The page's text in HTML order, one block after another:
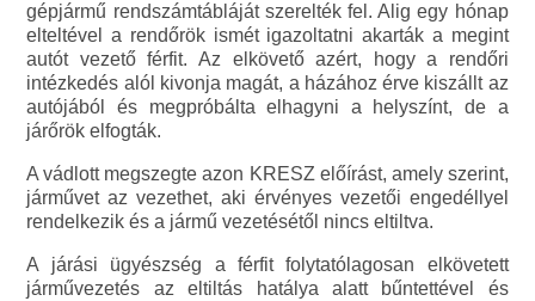
gépjármű rendszámtábláját szerelték fel. Alig egy hónap
elteltével a rendőrök ismét igazoltatni akarták a megint
autót vezető férfit. Az elkövető azért, hogy a rendőri
intézkedés alól kivonja magát, a házához érve kiszállt az
autójából és megpróbálta elhagyni a helyszínt, de a
járőrök elfogták.
A vádlott megszegte azon KRESZ előírást, amely szerint,
járművet az vezethet, aki érvényes vezetői engedéllyel
rendelkezik és a jármű vezetésétől nincs eltiltva.
A járási ügyészség a férfit folytatólagosan elkövetett
járművezetés az eltiltás hatálya alatt bűntettével és